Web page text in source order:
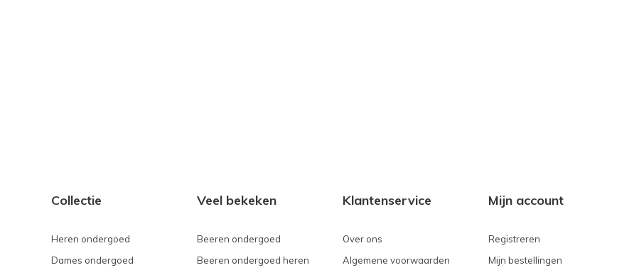
Collectie
Heren ondergoed
Dames ondergoed
Veel bekeken
Beeren ondergoed
Beeren ondergoed heren
Klantenservice
Over ons
Algemene voorwaarden
Mijn account
Registreren
Mijn bestellingen